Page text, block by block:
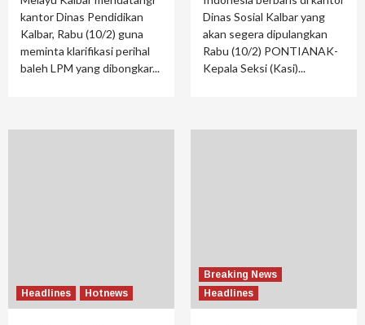
kantor Dinas Pendidikan
Kalbar, Rabu (10/2) guna
meminta klarifikasi perihal
baleh LPM yang dibongkar...
Dinas Sosial Kalbar yang
akan segera dipulangkan
Rabu (10/2) PONTIANAK-
Kepala Seksi (Kasi)...
Headlines Hotnews
Breaking News
Headlines